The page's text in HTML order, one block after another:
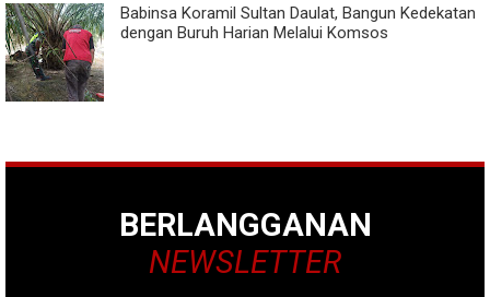
Babinsa Koramil Sultan Daulat, Bangun Kedekatan
dengan Buruh Harian Melalui Komsos
BERLANGGANAN
NEWSLETTER